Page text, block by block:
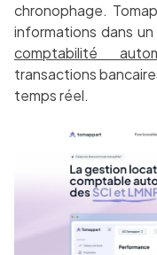
chronophage.
informations dans
comptabilité
transactions
temps réel.